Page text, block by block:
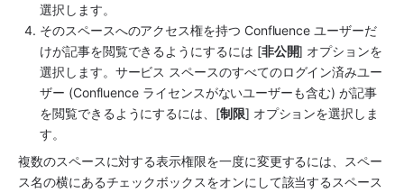
選択します。
そのスペースへのアクセス権を持つ Confluence ユーザーだ
けが記事を閲覧できるようにするには [非公開] オプションを
選択します。 サービス スペースのすべてのログイン済みユー
ザー (Confluence ライセンスがないユーザーも含む) が記事
を閲覧できるようにするには、[制限] オプションを選択しま
す。
複数のスペースに対する表示権限を一度に変更するには、スペー
ス名の横にあるチェックボックスをオンにして該当するスペース